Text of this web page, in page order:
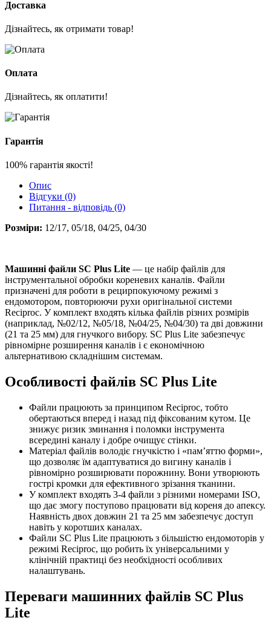
Доставка
Дізнайтесь, як отримати товар!
Оплата
Дізнайтесь, як оплатити!
Гарантія
100% гарантія якості!
Опис
Відгуки (0)
Питання - відповідь (0)
Розміри: 12/17, 05/18, 04/25, 04/30
Машинні файли SC Plus Lite — це набір файлів для
інструментальної обробки кореневих каналів. Файли
призначені для роботи в рецирпокуючому режимі з
ендомотором, повторюючи рухи оригінальної системи
Reciproc. У комплект входять кілька файлів різних розмірів
(наприклад, №02/12, №05/18, №04/25, №04/30) та дві довжини
(21 та 25 мм) для гнучкого вибору. SC Plus Lite забезпечує
рівномірне розширення каналів і є економічною
альтернативою складнішим системам.
Особливості файлів SC Plus Lite
Файли працюють за принципом Reciproc, тобто
обертаються вперед і назад під фіксованим кутом. Це
знижує ризик зминання і поломки інструмента
всередині каналу і добре очищує стінки.
Матеріал файлів володіє гнучкістю і «пам’яттю форми»,
що дозволяє їм адаптуватися до вигину каналів і
рівномірно розширювати порожнину. Вони утворюють
гострі кромки для ефективного зрізання тканини.
У комплект входять 3-4 файли з різними номерами ISO,
що дає змогу поступово працювати від кореня до апексу.
Наявність двох довжин 21 та 25 мм забезпечує доступ
навіть у коротших каналах.
Файли SC Plus Lite працюють з більшістю ендомоторів у
режимі Reciproc, що робить їх універсальними у
клінічній практиці без необхідності особливих
налаштувань.
Переваги машинних файлів SC Plus
Lite